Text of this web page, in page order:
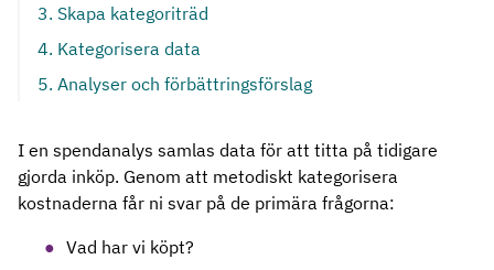
3. Skapa kategoriträd
4. Kategorisera data
5. Analyser och förbättringsförslag
I en spendanalys samlas data för att titta på tidigare
gjorda inköp. Genom att metodiskt kategorisera
kostnaderna får ni svar på de primära frågorna:
Vad har vi köpt?